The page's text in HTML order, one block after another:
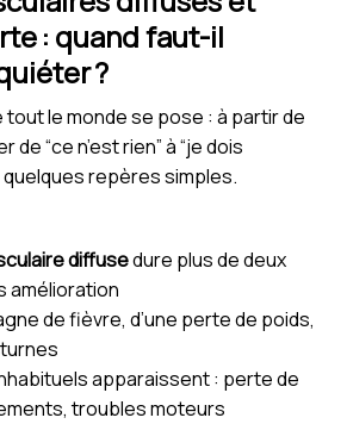
: quand faut-il
?
tout le monde se pose : à partir de
“ce n’est rien” à “je dois
quelques repères simples.
diffusedure plus de deux
amélioration
de fièvre, d’une perte de poids,
apparaissent : perte de
troubles moteurs